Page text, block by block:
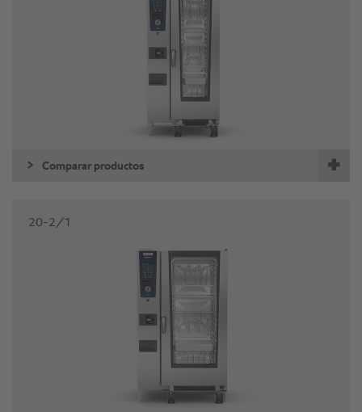
Comparar productos
20-2/1